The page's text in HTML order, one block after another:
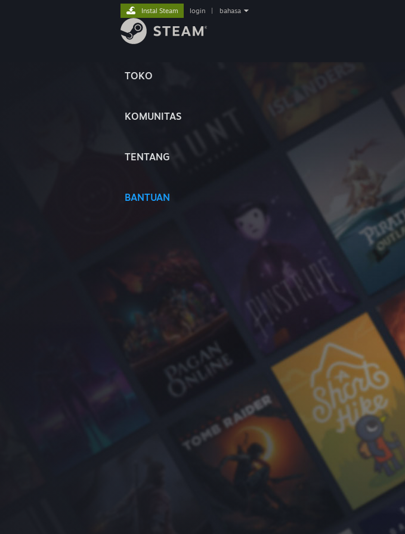
TOKO
KOMUNITAS
TENTANG
BANTUAN
Instal Steam login bahasa